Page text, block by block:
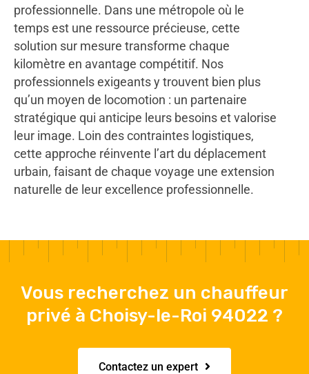
professionnelle. Dans une métropole où le
temps est une ressource précieuse, cette
solution sur mesure transforme chaque
kilomètre en avantage compétitif. Nos
professionnels exigeants y trouvent bien plus
qu’un moyen de locomotion : un partenaire
stratégique qui anticipe leurs besoins et valorise
leur image. Loin des contraintes logistiques,
cette approche réinvente l’art du déplacement
urbain, faisant de chaque voyage une extension
naturelle de leur excellence professionnelle.
Vous recherchez un chauffeur
privé à Choisy-le-Roi 94022 ?
Contactez un expert